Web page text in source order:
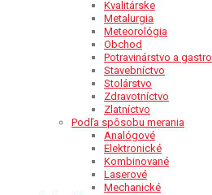
Kvalitárske
Metalurgia
Meteorológia
Obchod
Potravinárstvo a gastro
Stavebníctvo
Stolárstvo
Zdravotníctvo
Zlatníctvo
Podľa spôsobu merania
Analógové
Elektronické
Kombinované
Laserové
Mechanické